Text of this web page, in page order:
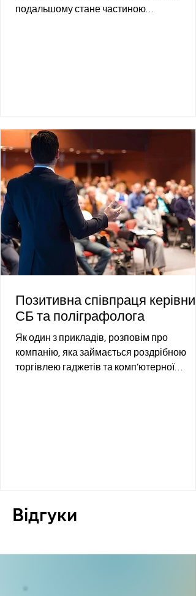
подальшому стане частиною
Позитивна співпраця
СБ та поліграфолога
Як один з прикладів, розповім про
компанію, яка займається роздрібною
торгівлею гаджетів та комп’ютерної
Відгуки